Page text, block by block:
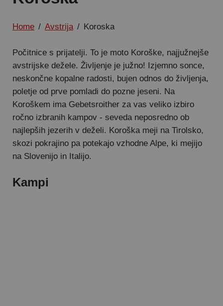
Home / Avstrija / Koroska
Počitnice s prijatelji. To je moto Koroške, najjužnejše
avstrijske dežele. Življenje je južno! Izjemno sonce,
neskončne kopalne radosti, bujen odnos do življenja,
poletje od prve pomladi do pozne jeseni. Na
Koroškem ima Gebetsroither za vas veliko izbiro
ročno izbranih kampov - seveda neposredno ob
najlepših jezerih v deželi. Koroška meji na Tirolsko,
skozi pokrajino pa potekajo vzhodne Alpe, ki mejijo
na Slovenijo in Italijo.
Kampi